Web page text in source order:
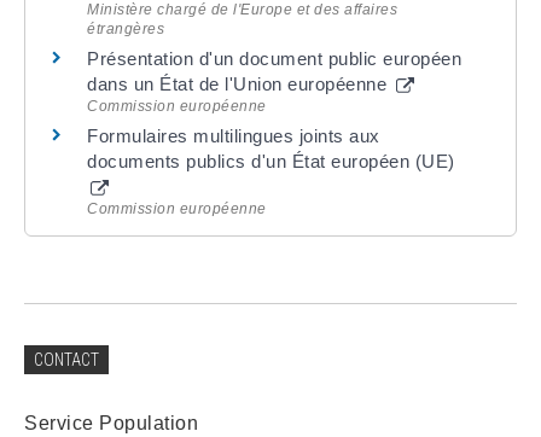
Ministère chargé de l'Europe et des affaires
étrangères
Présentation d'un document public européen
dans un État de l'Union européenne
Commission européenne
Formulaires multilingues joints aux
documents publics d'un État européen (UE)
Commission européenne
CONTACT
Service Population